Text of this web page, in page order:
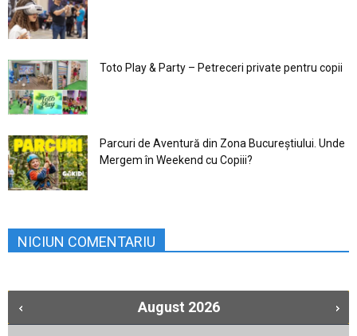
Toto Play & Party – Petreceri private pentru copii
Parcuri de Aventură din Zona Bucureştiului. Unde
Mergem în Weekend cu Copiii?
NICIUN COMENTARIU
August 2026